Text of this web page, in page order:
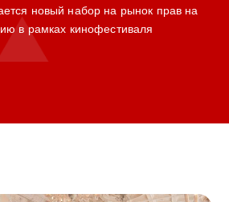
новый набор на рынок прав на
в рамках кинофестиваля